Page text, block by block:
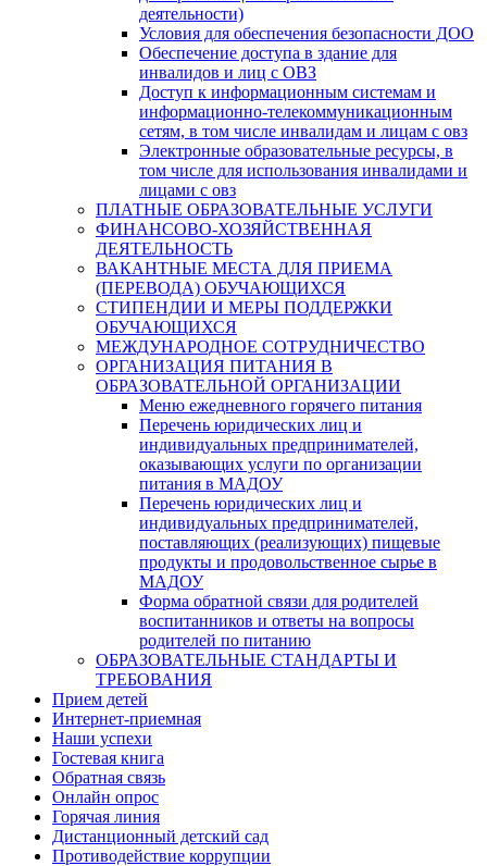
деятельности)
Условия для обеспечения безопасности ДОО
Обеспечение доступа в здание для
инвалидов и лиц с ОВЗ
Доступ к информационным системам и
информационно-телекоммуникационным
сетям, в том числе инвалидам и лицам с овз
Электронные образовательные ресурсы, в
том числе для использования инвалидами и
лицами с овз
ПЛАТНЫЕ ОБРАЗОВАТЕЛЬНЫЕ УСЛУГИ
ФИНАНСОВО-ХОЗЯЙСТВЕННАЯ
ДЕЯТЕЛЬНОСТЬ
ВАКАНТНЫЕ МЕСТА ДЛЯ ПРИЕМА
(ПЕРЕВОДА) ОБУЧАЮЩИХСЯ
СТИПЕНДИИ И МЕРЫ ПОДДЕРЖКИ
ОБУЧАЮЩИХСЯ
МЕЖДУНАРОДНОЕ СОТРУДНИЧЕСТВО
ОРГАНИЗАЦИЯ ПИТАНИЯ В
ОБРАЗОВАТЕЛЬНОЙ ОРГАНИЗАЦИИ
Меню ежедневного горячего питания
Перечень юридических лиц и
индивидуальных предпринимателей,
оказывающих услуги по организации
питания в МАДОУ
Перечень юридических лиц и
индивидуальных предпринимателей,
поставляющих (реализующих) пищевые
продукты и продовольственное сырье в
МАДОУ
Форма обратной связи для родителей
воспитанников и ответы на вопросы
родителей по питанию
ОБРАЗОВАТЕЛЬНЫЕ СТАНДАРТЫ И
ТРЕБОВАНИЯ
Прием детей
Интернет-приемная
Наши успехи
Гостевая книга
Обратная связь
Онлайн опрос
Горячая линия
Дистанционный детский сад
Противодействие коррупции